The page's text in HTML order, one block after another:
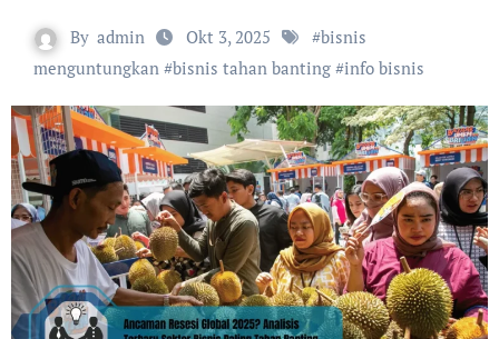
By admin Okt 3, 2025 #bisnis
menguntungkan#bisnis tahan banting#info bisnis